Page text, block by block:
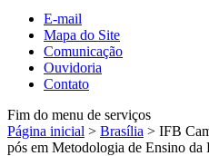
E-mail
Mapa do Site
Comunicação
Ouvidoria
Contato
Fim do menu de serviços
Página inicial > Brasília > IFB
pós em Metodologia de Ensino da